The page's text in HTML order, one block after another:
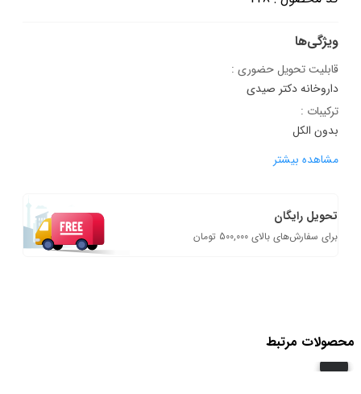
ویژگی‌ها
قابلیت تحویل حضوری :
داروخانه دکتر صیدی
ترکیبات :
بدون الکل
مشاهده بیشتر
تحویل رایگان
برای سفارش‌های بالای 500,000 تومان
محصولات مرتبط